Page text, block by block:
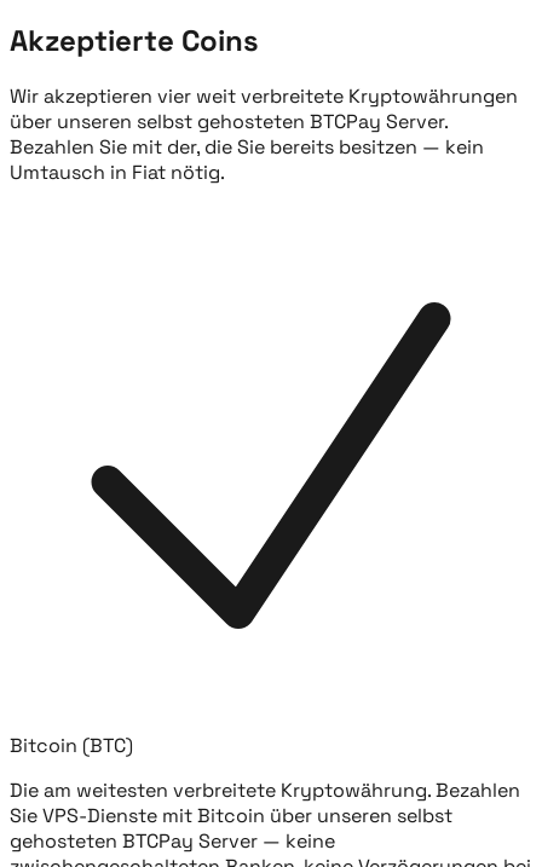
Akzeptierte Coins
Wir akzeptieren vier weit verbreitete Kryptowährungen
über unseren selbst gehosteten BTCPay Server.
Bezahlen Sie mit der, die Sie bereits besitzen — kein
Umtausch in Fiat nötig.
Bitcoin (BTC)
Die am weitesten verbreitete Kryptowährung. Bezahlen
Sie VPS-Dienste mit Bitcoin über unseren selbst
gehosteten BTCPay Server — keine